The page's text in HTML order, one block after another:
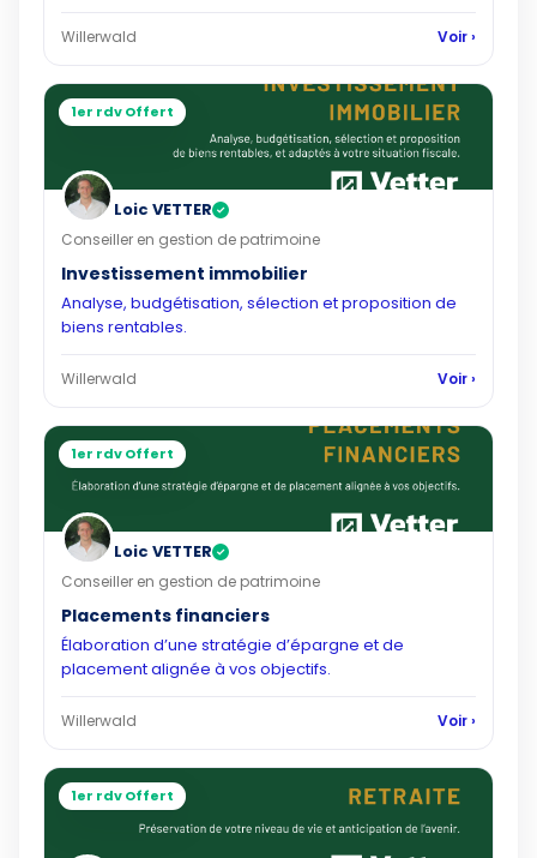
Willerwald Voir ›
1er rdv Offert
Loic VETTER ✓
Conseiller en gestion de patrimoine
Investissement immobilier
Analyse, budgétisation, sélection et proposition de
biens rentables.
Willerwald Voir ›
1er rdv Offert
Loic VETTER ✓
Conseiller en gestion de patrimoine
Placements financiers
Élaboration d’une stratégie d’épargne et de
placement alignée à vos objectifs.
Willerwald Voir ›
1er rdv Offert